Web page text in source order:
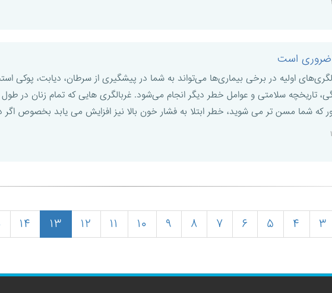
ضروری است
اولیه در برخی بیماری‌ها می‌تواند به شما در پیشگیری از سرطان، دیابت، پوکی
تاریخچه سلامتی و عوامل خطر دیگر انجام می‌شود. غربالگری هایی که تمام زنان در طول
که شما مسن تر می شوید، خطر ابتلا به فشار خون بالا نیز افزایش می یابد بخصوص اگر
۳ ۴ ۵ ۶ ۷ ۸ ۹ ۱۰ ۱۱ ۱۲ ۱۳ ۱۴